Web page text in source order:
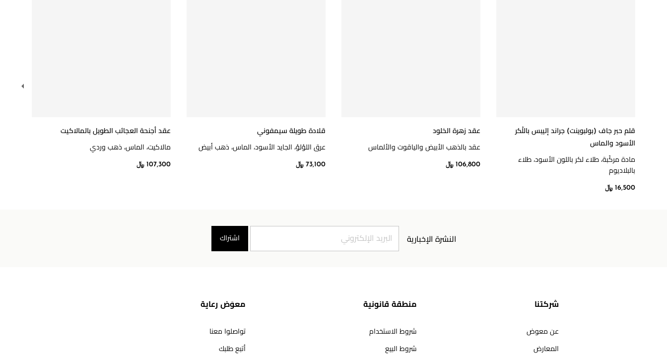
قلم حبر جاف (بولبوينت) جراند إليبس باللّكر
الأسود والماس
مادة مركّبة، طلاء لكر باللون الأسود، طلاء
بالبلاديوم
16,500 ﷼
عقد زهرة الخلود
عقد بالذهب الأبيض والياقوت والألماس
106,800 ﷼
قلادة طويلة سيمفوني
عرق اللؤلؤ، الجايد الأسود، الماس، ذهب أبيض
73,100 ﷼
عقد أجنحة العجائب الطويل بالمالاكيت
مالاكيت، الماس، ذهب وردي
107,300 ﷼
النشرة الإخبارية اشتراك
شركتنا
عن معوض
المعارض
منطقة قانونية
شروط الاستخدام
شروط البيع
معوَض رعاية
تواصلوا معنا
أتبع طلبك